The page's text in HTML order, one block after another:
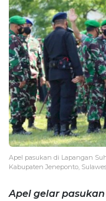
Apel pasukan di Lapangan
Kabupaten Jeneponto,
Apel gelar